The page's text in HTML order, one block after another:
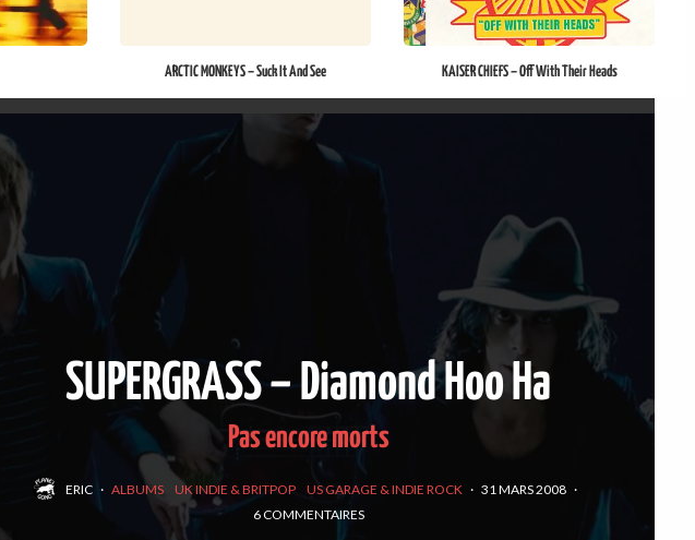
ARCTIC MONKEYS – Suck It And See KAISER CHIEFS – Off With Their Heads
SUPERGRASS – Diamond Hoo Ha
Pas encore morts
ERIC · ALBUMS UK INDIE & BRITPOP US GARAGE & INDIE ROCK · 31 MARS 2008 ·
6 COMMENTAIRES